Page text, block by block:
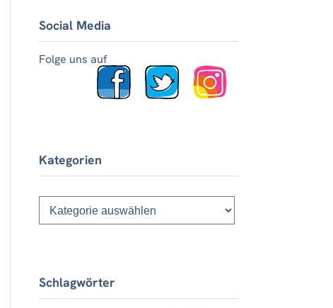
Social Media
Folge uns auf
Kategorien
Kategorien
Schlagwörter